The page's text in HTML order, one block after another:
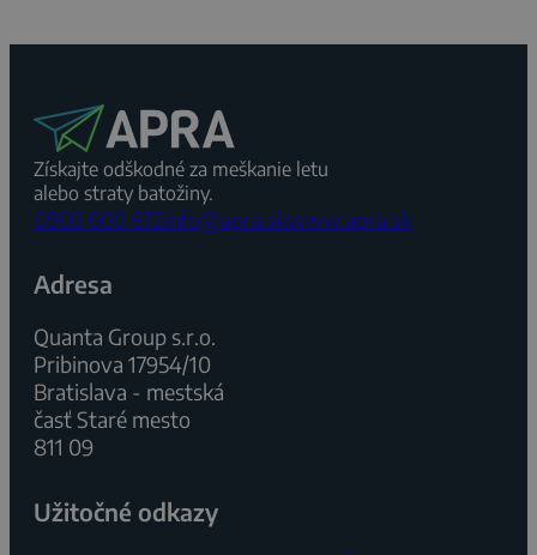
Získajte odškodné za meškanie letu
alebo straty batožiny.
0903 600 672info@apra.skwww.apra.sk
Adresa
Quanta Group s.r.o.
Pribinova 17954/10
Bratislava - mestská
časť Staré mesto
811 09
Užitočné odkazy